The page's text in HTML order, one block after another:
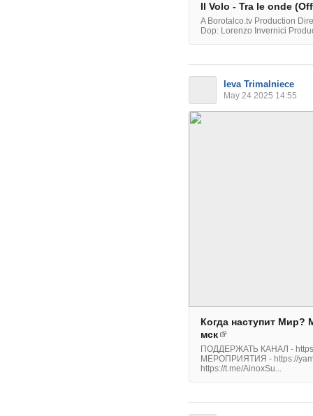
Il Volo - Tra le onde
A Borotalco.tv Production
Dop: Lorenzo Invernici
Ieva Trimalniece
May 24 2025 14:55
Когда наступит Мир?
мск
ПОДДЕРЖАТЬ КАНАЛ -
МЕРОПРИЯТИЯ - https://
https://t.me/AinoxSu...